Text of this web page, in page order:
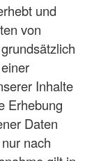
und
von
Inhalte
Erhebung
Daten
nach